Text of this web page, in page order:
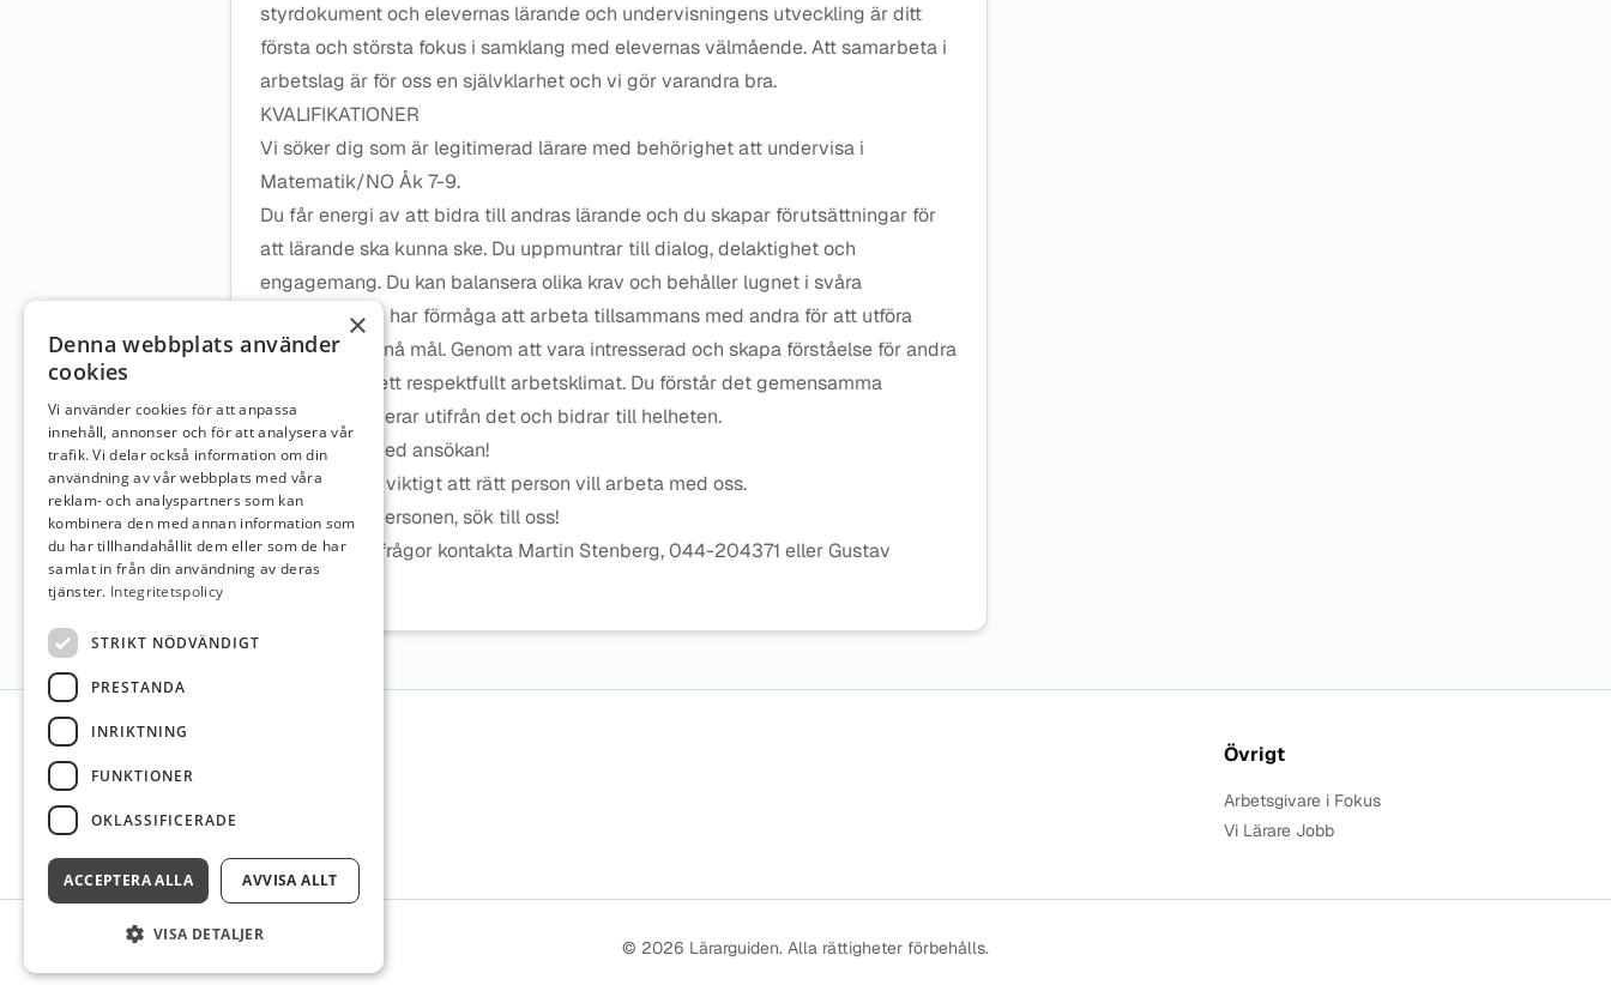
styrdokument och elevernas lärande och undervisningens utveckling är ditt
första och största fokus i samklang med elevernas välmående. Att samarbeta i
arbetslag är för oss en självklarhet och vi gör varandra bra.
KVALIFIKATIONER
Vi söker dig som är legitimerad lärare med behörighet att undervisa i
Matematik/NO Åk 7-9.
Du får energi av att bidra till andras lärande och du skapar förutsättningar för
att lärande ska kunna ske. Du uppmuntrar till dialog, delaktighet och
engagemang. Du kan balansera olika krav och behåller lugnet i svåra
situationer. Du har förmåga att arbeta tillsammans med andra för att utföra
uppgifter och nå mål. Genom att vara intresserad och skapa förståelse för andra
verkar du för ett respektfullt arbetsklimat. Du förstår det gemensamma
uppdraget, agerar utifrån det och bidrar till helheten.
Välkommen med ansökan!
För oss är det viktigt att rätt person vill arbeta med oss.
Är du denna personen, sök till oss!
Har du några frågor kontakta Martin Stenberg, 044-204371 eller Gustav
Sidfot
Övrigt
Arbetsgivare i Fokus
Vi Lärare Jobb
© 2026 Lärarguiden. Alla rättigheter förbehålls.
×
Denna webbplats använder
cookies
Vi använder cookies för att anpassa
innehåll, annonser och för att analysera vår
trafik. Vi delar också information om din
användning av vår webbplats med våra
reklam- och analyspartners som kan
kombinera den med annan information som
du har tillhandahållit dem eller som de har
samlat in från din användning av deras
tjänster. Integritetspolicy
STRIKT NÖDVÄNDIGT
PRESTANDA
INRIKTNING
FUNKTIONER
OKLASSIFICERADE
ACCEPTERA ALLA AVVISA ALLT
VISA DETALJER